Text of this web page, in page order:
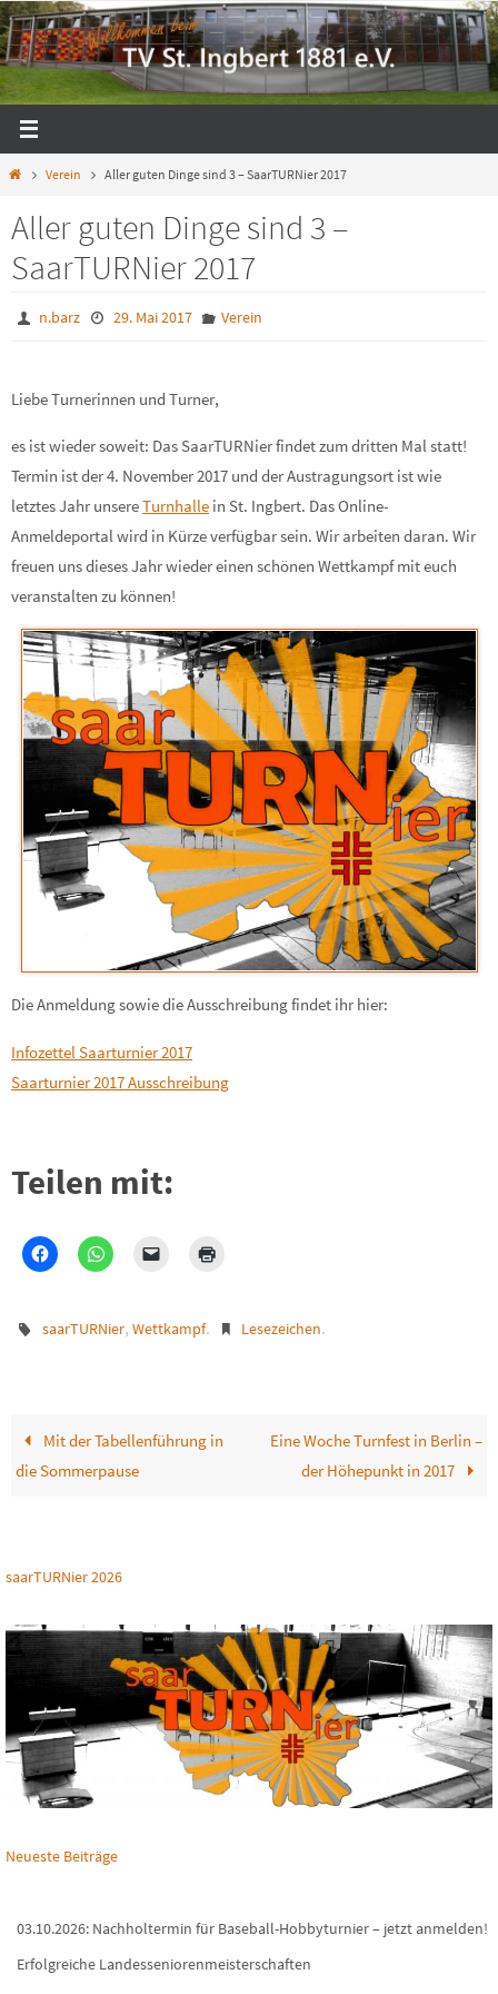
Zum
Inhalt
springen
StartVerein Aller guten Dinge sind 3 – SaarTURNier 2017
Aller guten Dinge sind 3 –
SaarTURNier 2017
n.barz 29. Mai 2017 Verein
Liebe Turnerinnen und Turner,
es ist wieder soweit: Das SaarTURNier findet zum dritten Mal statt!
Termin ist der 4. November 2017 und der Austragungsort ist wie
letztes Jahr unsereTurnhalle in St. Ingbert. Das Online-
Anmeldeportal wird in Kürze verfügbar sein. Wir arbeiten daran. Wir
freuen uns dieses Jahr wieder einen schönen Wettkampf mit euch
veranstalten zu können!
Die Anmeldung sowie die Ausschreibung findet ihr hier:
Infozettel Saarturnier 2017
Saarturnier 2017 Ausschreibung
Teilen mit:
saarTURNier,Wettkampf. Lesezeichen.
Mit der Tabellenführung in
die Sommerpause
Eine Woche Turnfest in Berlin –
der Höhepunkt in 2017
saarTURNier 2026
Neueste Beiträge
03.10.2026: Nachholtermin für Baseball-Hobbyturnier – jetzt anmelden!
Erfolgreiche Landesseniorenmeisterschaften